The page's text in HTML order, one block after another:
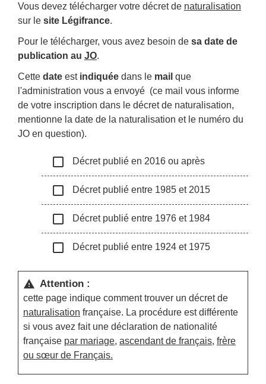
Vous devez télécharger votre décret de naturalisation
sur le site Légifrance.
Pour le télécharger, vous avez besoin de sa date de
publication au JO.
Cette date est indiquée dans le mail que
l'administration vous a envoyé (ce mail vous informe
de votre inscription dans le décret de naturalisation,
mentionne la date de la naturalisation et le numéro du
JO en question).
check_box_outline_blank Décret publié en 2016 ou après
check_box_outline_blank Décret publié entre 1985 et 2015
check_box_outline_blank Décret publié entre 1976 et 1984
check_box_outline_blank Décret publié entre 1924 et 1975
warning Attention :
cette page indique comment trouver un décret de
naturalisation française. La procédure est différente
si vous avez fait une déclaration de nationalité
française par mariage, ascendant de français, frère
ou sœur de Français.